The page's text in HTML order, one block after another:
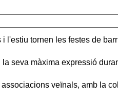
l'estiu tornen les festes de
seva màxima expressió
veïnals, amb la